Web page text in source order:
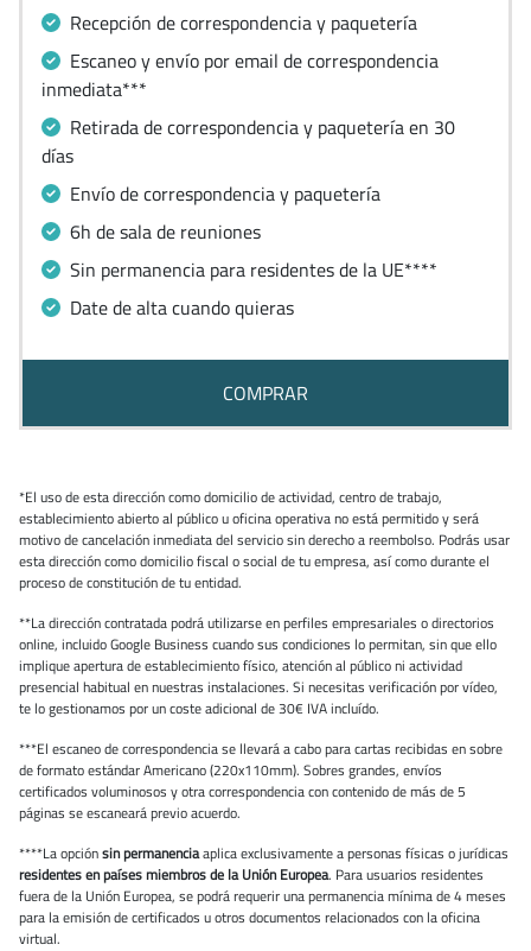
Recepción de correspondencia y paquetería
Escaneo y envío por email de correspondencia
inmediata***
Retirada de correspondencia y paquetería en 30
días
Envío de correspondencia y paquetería
6h de sala de reuniones
Sin permanencia para residentes de la UE****
Date de alta cuando quieras
COMPRAR
*El uso de esta dirección como domicilio de actividad, centro de trabajo,
establecimiento abierto al público u oficina operativa no está permitido y será
motivo de cancelación inmediata del servicio sin derecho a reembolso. Podrás usar
esta dirección como domicilio fiscal o social de tu empresa, así como durante el
proceso de constitución de tu entidad.
**La dirección contratada podrá utilizarse en perfiles empresariales o directorios
online, incluido Google Business cuando sus condiciones lo permitan, sin que ello
implique apertura de establecimiento físico, atención al público ni actividad
presencial habitual en nuestras instalaciones. Si necesitas verificación por vídeo,
te lo gestionamos por un coste adicional de 30€ IVA incluído.
***El escaneo de correspondencia se llevará a cabo para cartas recibidas en sobre
de formato estándar Americano (220x110mm). Sobres grandes, envíos
certificados voluminosos y otra correspondencia con contenido de más de 5
páginas se escaneará previo acuerdo.
****La opciónsin permanenciaaplica exclusivamente a personas físicas o jurídicas
residentes en países miembros de la Unión Europea. Para usuarios residentes
fuera de la Unión Europea, se podrá requerir una permanencia mínima de 4 meses
para la emisión de certificados u otros documentos relacionados con la oficina
virtual.